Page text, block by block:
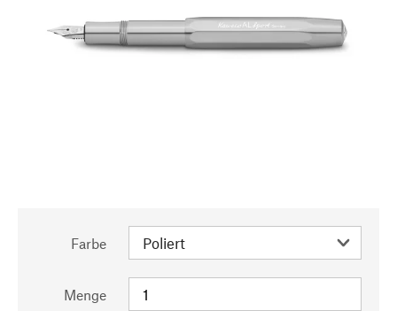
Farbe
Menge